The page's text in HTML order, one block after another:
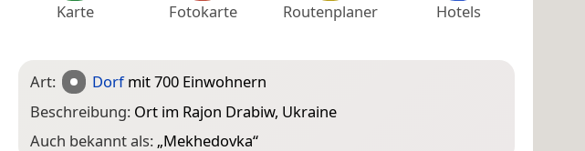
Karte Fotokarte Routenplaner Hotels
Art: Dorfmit 700 Einwohnern
Beschreibung: Ort im Rajon Drabiw, Ukraine
Auch bekannt als: „Mekhedovka“